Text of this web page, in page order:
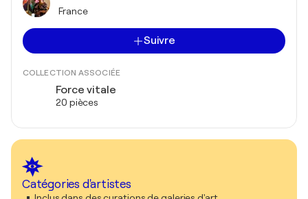
France
Suivre
COLLECTION ASSOCIÉE
Force vitale
20 pièces
Catégories d'artistes